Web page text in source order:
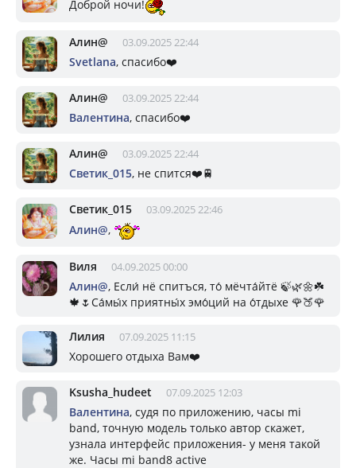
Доброй ночи!
Алин@ 03.09.2025 22:44
Svetlana, спасибо❤️
Алин@ 03.09.2025 22:44
Валентина, спасибо❤️
Алин@ 03.09.2025 22:44
Светик_015, не спится❤️🚆
Светик_015 03.09.2025 22:46
Алин@,
Виля 04.09.2025 00:00
Алин@, Если́ нё спитъся, то́ мёчта́йтё 🍃🌿🌼☘️
🍁🌷Са́мы́х приятны́х эмо́ций на о́тдыхе 🌹🍑🌹
Лилия 07.09.2025 11:15
Хорошего отдыха Вам❤️
Ksusha_hudeet 07.09.2025 12:03
Валентина, судя по приложению, часы mi
band, точную модель только автор скажет,
узнала интерфейс приложения- у меня такой
же. Часы mi band8 active